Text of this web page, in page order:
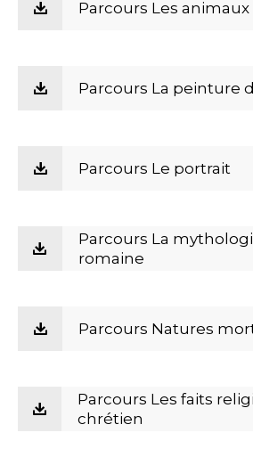
Parcours Les animaux
Parcours La peinture
Parcours Le portrait
Parcours La
romaine
Parcours Natures
Parcours Les faits
chrétien